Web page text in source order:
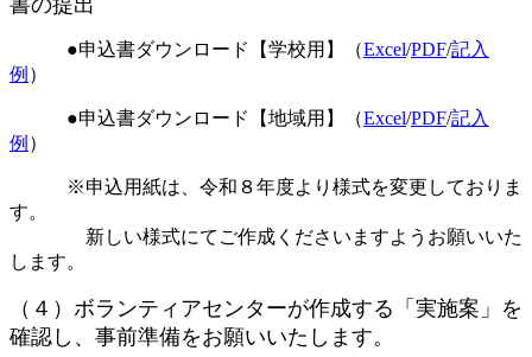
●申込書ダウンロード【学校用】（Excel/PDF/記入
例 ）
●申込書ダウンロード【地域用】（Excel/PDF/記入
例 ）
※申込用紙は、令和８年度より様式を変更しておりま
す。
新しい様式にてご作成くださいますようお願いいた
します。
（４）ボランティアセンターが作成する「実施案」を
確認し、事前準備をお願いいたします。